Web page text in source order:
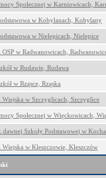
Społecznej w Karniowicach,
w Kobylanach, Kobylany
w Nielepicach, Nielepice
OSP w Radwanowicach,
w Rudawie, Rudawa
w Rząsce, Rząska
Wiejska w Szczyglicach, Szczyglice
Społecznej w Więckowicach,
dawnej Szkoły Podstawowej w
Wiejska w Kleszczowie, Kleszczów